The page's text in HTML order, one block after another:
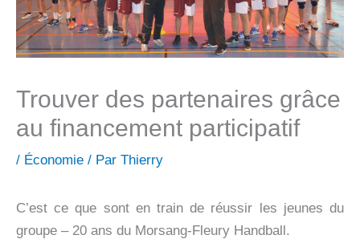
Trouver des partenaires grâce
au financement participatif
/ Économie / Par Thierry
C’est ce que sont en train de réussir les jeunes du
groupe – 20 ans du Morsang-Fleury Handball.